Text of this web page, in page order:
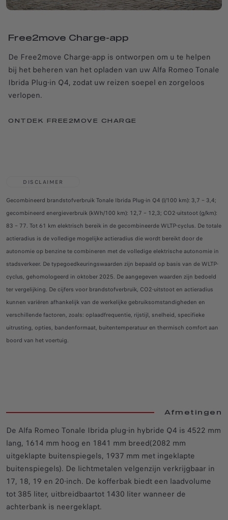
Free2move Charge-app
De Free2move Charge-app is ontworpen om u te helpen
bij het beheren van het opladen van uw Alfa Romeo Tonale
Ibrida Plug-in Q4, zodat uw reizen soepel en zorgeloos
verlopen.
ONTDEK FREE2MOVE CHARGE
DISCLAIMER
Gecombineerd brandstofverbruik Tonale Ibrida Plug-in Q4 (l/100 km): 3,7 – 3,4;
gecombineerd energieverbruik (kWh/100 km): 12,7 – 12,3; CO2-uitstoot (g/km):
83 – 77. Tot 61 km elektrisch bereik in de gecombineerde WLTP-cyclus. De totale
actieradius is de volledige mogelijke actieradius die wordt bereikt door de
autonomie op benzine te combineren met de volledige elektrische autonomie in
stadsverkeer. De typegoedkeuringswaarden zijn bepaald op basis van de WLTP-
cyclus, gehomologeerd in oktober 2025. De aangegeven waarden zijn bedoeld
ter vergelijking. De cijfers voor brandstofverbruik, CO2-uitstoot en actieradius
kunnen variëren afhankelijk van de werkelijke gebruiksomstandigheden en
verschillende factoren, zoals: oplaadfrequentie, rijstijl, snelheid, specifieke
uitrusting, opties, bandenformaat, buitentemperatuur en thermisch comfort aan
boord van het voertuig.
Afmetingen
De Alfa Romeo Tonale Ibrida plug-in hybride Q4 is 4522 mm
lang, 1614 mm hoog en 1841 mm breed(2082 mm
uitgeklapte buitenspiegels, 1937 mm met ingeklapte
buitenspiegels). De lichtmetalen velgenzijn verkrijgbaar in
17, 18, 19 en 20-inch. De kofferbak biedt een laadvolume
tot 385 liter, uitbreidbaartot 1430 liter wanneer de
achterbank is neergeklapt.